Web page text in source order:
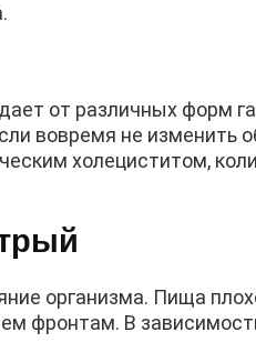
от различных форм
вовремя не изменить
холециститом,
организма. Пища
фронтам. В